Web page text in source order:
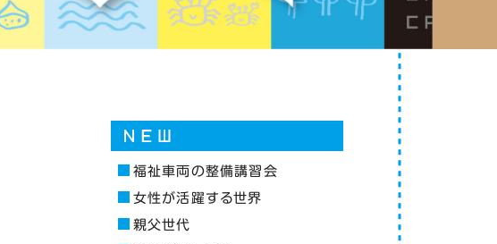
福祉車両の整備講習会
女性が活躍する世界
親父世代